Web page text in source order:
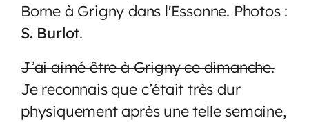
Borne à Grigny dans l'Essonne. Photos :
S. Burlot.
J’ai aimé être à Grigny ce dimanche.
Je reconnais que c’était très dur
physiquement après une telle semaine,